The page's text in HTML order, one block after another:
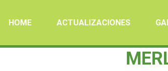
HOME ACTUALIZACIONES